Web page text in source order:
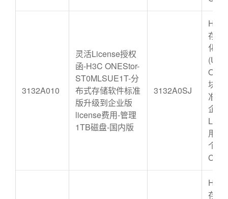
3132A010
灵活License授权
函-H3C ONEStor-
ST0MLSUE1T-分
布式存储软件标准
版升级到企业版
license费用-管理
1TB磁盘-国内版
3132A0SJ
H3C
存储
化软
(UIS
块存
准版
企业
用-
个物
CPU
H3C
存储